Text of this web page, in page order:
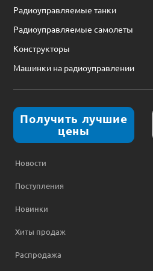
Радиоуправляемые танки
Радиоуправляемые самолеты
Конструкторы
Машинки на радиоуправлении
Получить лучшие
цены
Новости
Поступления
Новинки
Хиты продаж
Распродажа